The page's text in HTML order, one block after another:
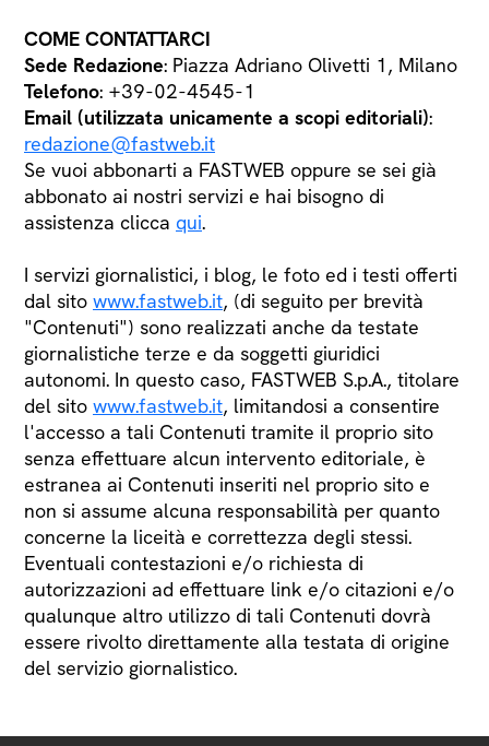
COME CONTATTARCI
Sede Redazione: Piazza Adriano Olivetti 1, Milano
Telefono: +39-02-4545-1
Email (utilizzata unicamente a scopi editoriali):
redazione@fastweb.it
Se vuoi abbonarti a FASTWEB oppure se sei già
abbonato ai nostri servizi e hai bisogno di
assistenza clicca qui.
I servizi giornalistici, i blog, le foto ed i testi offerti
dal sito www.fastweb.it, (di seguito per brevità
"Contenuti") sono realizzati anche da testate
giornalistiche terze e da soggetti giuridici
autonomi. In questo caso, FASTWEB S.p.A., titolare
del sito www.fastweb.it, limitandosi a consentire
l'accesso a tali Contenuti tramite il proprio sito
senza effettuare alcun intervento editoriale, è
estranea ai Contenuti inseriti nel proprio sito e
non si assume alcuna responsabilità per quanto
concerne la liceità e correttezza degli stessi.
Eventuali contestazioni e/o richiesta di
autorizzazioni ad effettuare link e/o citazioni e/o
qualunque altro utilizzo di tali Contenuti dovrà
essere rivolto direttamente alla testata di origine
del servizio giornalistico.